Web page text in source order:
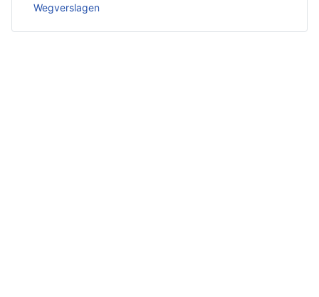
Wegverslagen